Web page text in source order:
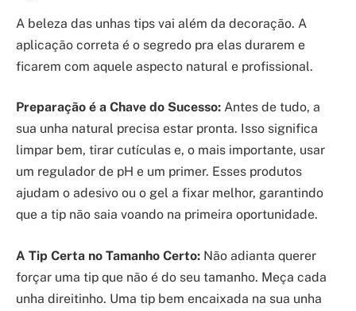
A beleza das unhas tips vai além da decoração. A
aplicação correta é o segredo pra elas durarem e
ficarem com aquele aspecto natural e profissional.
Preparação é a Chave do Sucesso: Antes de tudo, a
sua unha natural precisa estar pronta. Isso significa
limpar bem, tirar cutículas e, o mais importante, usar
um regulador de pH e um primer. Esses produtos
ajudam o adesivo ou o gel a fixar melhor, garantindo
que a tip não saia voando na primeira oportunidade.
A Tip Certa no Tamanho Certo: Não adianta querer
forçar uma tip que não é do seu tamanho. Meça cada
unha direitinho. Uma tip bem encaixada na sua unha